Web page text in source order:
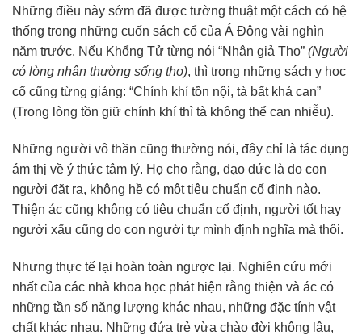
Những điều này sớm đã được tường thuật một cách có hệ
thống trong những cuốn sách cổ của Á Đông vài nghìn
năm trước. Nếu Khổng Tử từng nói “Nhân giả Thọ” (Người
có lòng nhân thường sống thọ), thì trong những sách y học
cổ cũng từng giảng: “Chính khí tồn nội, tà bất khả can”
(Trong lòng tồn giữ chính khí thì tà không thể can nhiễu).
Những người vô thần cũng thường nói, đây chỉ là tác dụng
ám thị về ý thức tâm lý. Họ cho rằng, đạo đức là do con
người đặt ra, không hề có một tiêu chuẩn cố định nào.
Thiện ác cũng không có tiêu chuẩn cố định, người tốt hay
người xấu cũng do con người tự mình định nghĩa mà thôi.
Nhưng thực tế lại hoàn toàn ngược lại. Nghiên cứu mới
nhất của các nhà khoa học phát hiện rằng thiện và ác có
những tần số năng lượng khác nhau, những đặc tính vật
chất khác nhau. Những đứa trẻ vừa chào đời không lâu,